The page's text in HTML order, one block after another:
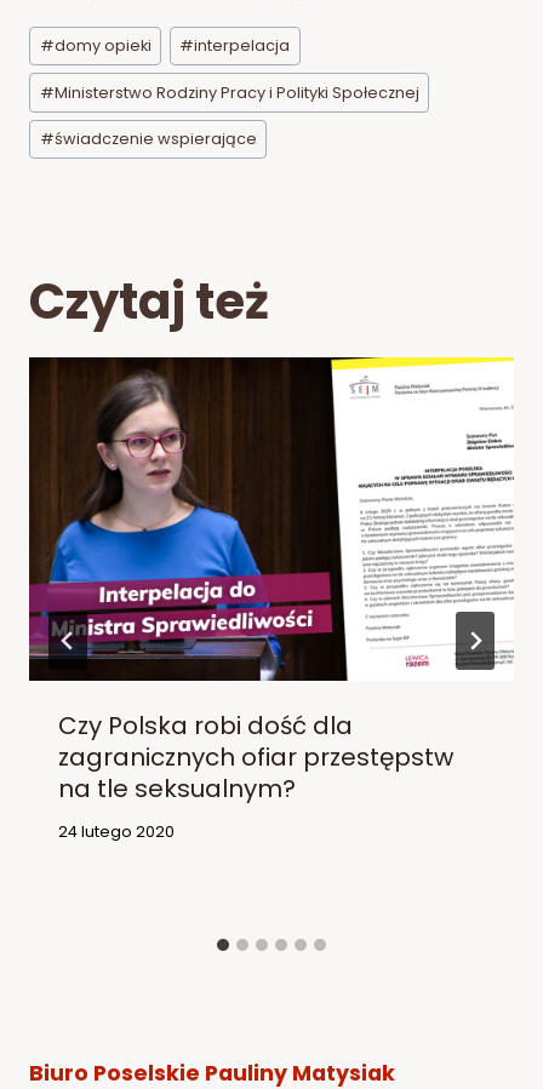
Tagi
wpisu:
#domy opieki #interpelacja
#Ministerstwo Rodziny Pracy i Polityki Społecznej
#świadczenie wspierające
Czytaj też
Czy Polska robi dość dla
zagranicznych ofiar przestępstw
na tle seksualnym?
24 lutego 2020
Biuro Poselskie Pauliny Matysiak